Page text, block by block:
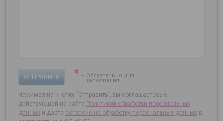
ОТПРАВИТЬ * — Обязательно для
заполнения
Нажимая на кнопку "Отправить", вы соглашаетесь с
действующей на сайте Политикой обработки персональных
данных и даете согласие на обработку персональных данных в